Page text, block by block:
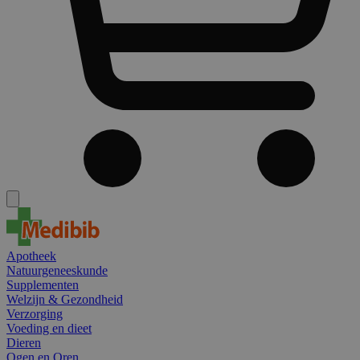
Apotheek
Natuurgeneeskunde
Supplementen
Welzijn & Gezondheid
Verzorging
Voeding en dieet
Dieren
Ogen en Oren